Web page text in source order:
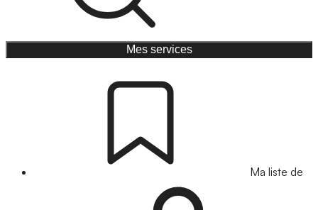
Mes services
Ma liste de